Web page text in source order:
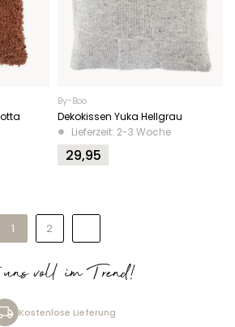
By-Boo
Dekokissen Yuka Hellgrau
Lieferzeit: 2-3 Woche
29,95
1 2
voll im Trend!
Kostenlose Lieferung